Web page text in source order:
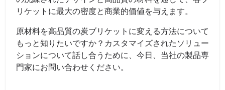
リケットに最大の密度と商業的価値を与えます。
原材料を高品質の炭ブリケットに変える方法について
もっと知りたいですか？カスタマイズされたソリュー
ションについて話し合うために、今日、当社の製品専
門家にお問い合わせください。